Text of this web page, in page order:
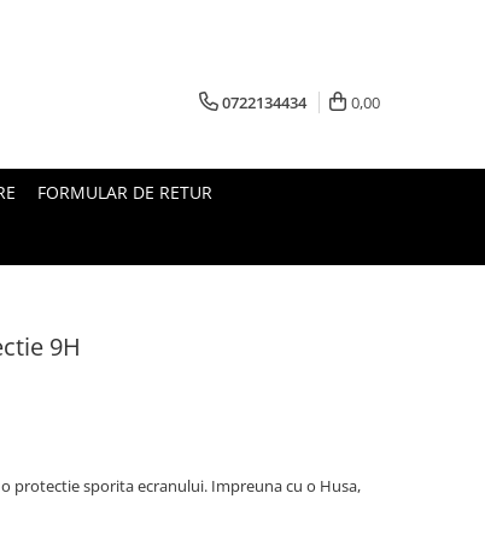
0722134434 0,00
FORMULAR DE RETUR
9H
o protectie sporita ecranului. Impreuna cu o Husa,